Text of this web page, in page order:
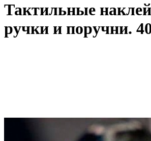
Тактильные
ручки и поручни.